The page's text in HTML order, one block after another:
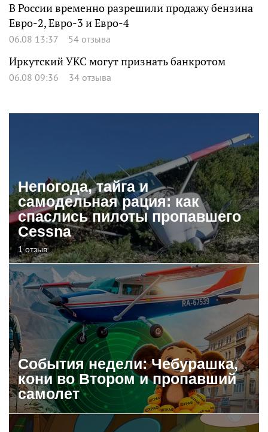
В России временно разрешили продажу бензина
Евро-2, Евро-3 и Евро-4
06.08 13:37 54 отзыва
Иркутский УКС могут признать банкротом
06.08 09:36 34 отзыва
Непогода, тайга и
самодельная рация: как
спаслись пилоты пропавшего
Cessna
1 отзыв
События недели: Чебурашка,
кони во Втором и пропавший
самолет